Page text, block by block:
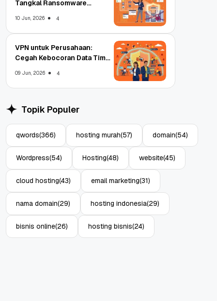
Tangkal Ransomware
10 Jun, 2026 4
VPN untuk Perusahaan:
Cegah Kebocoran Data Tim
09 Jun, 2026 4
Topik Populer
qwords(366) hosting murah(57) domain(54)
Wordpress(54) Hosting(48) website(45)
cloud hosting(43) email marketing(31)
nama domain(29) hosting indonesia(29)
bisnis online(26) hosting bisnis(24)